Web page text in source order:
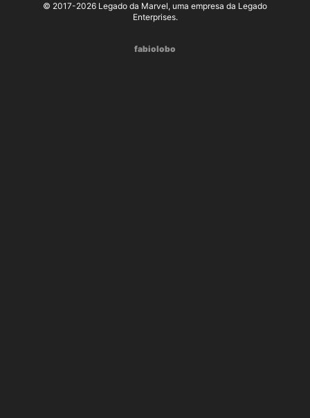
© 2017-2026 Legado da Marvel, uma empresa da Legado
Enterprises.
fabiolobo